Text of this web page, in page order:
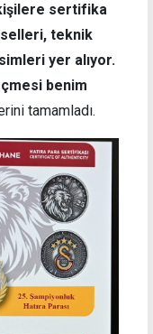
kişilere sertifika
teknik
yer alıyor.
benim
tamamladı.